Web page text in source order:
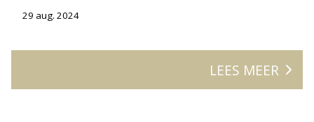
29 aug. 2024
LEES MEER